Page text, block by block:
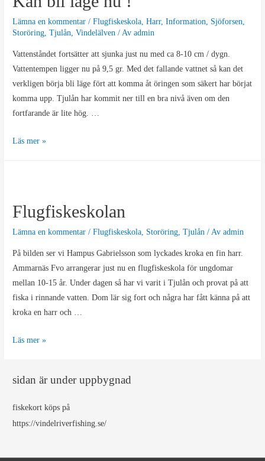
Lämna en kommentar /Flugfiskeskola ,Harr,Information Sjöforsen
Storöring ,Tjulån ,Vindelälven / Av admin
Vattenståndet fortsätter att sjunka just nu med ca 8-10 cm / dygn.
Vattentempen ligger nu på 9,5 gr. Med det fallande vattnet så kan det
verkligen börja bli läge fört att komma åt öringen som säkert har börjat
komma upp. Tjulån har kommit ner till en bra nivå även om den
fortfarande är lite hög. …
Kan
Läs mer »
Flugfiskeskolan
Lämna en kommentar /Flugfiskeskola, Storöring,Tjulån / Av admin
På bilden ser vi Hampus Gabrielsson som lyckades kroka en fin harr.
Ammarnäs Fvo arrangerar just nu en flugfiskeskola för ungdomar
mellan 10-15 år. Under dagen så har vi varit i Tjulån och provat på att
fiska i rinnande vatten. Dom lär sig fort och några har fått känna på att
kroka en harr och …
Flugfiskeskolan
Läs mer »
sidan är under uppbygnad
fiskekort köps på
https://vindelriverfishing.se/